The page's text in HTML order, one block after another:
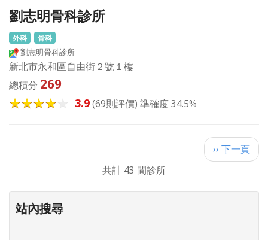
劉志明骨科診所
外科 骨科
劉志明骨科診所
新北市永和區自由街２號１樓
總積分 269
3.9(69則評價) 準確度 34.5%
下
一
›› 下一頁
共計 43 間診所
站內搜尋